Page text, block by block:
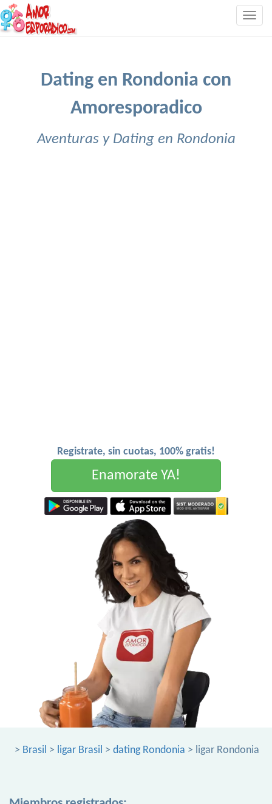
Dating en Rondonia con
Amoresporadico
Aventuras y Dating en Rondonia
Registrate, sin cuotas, 100% gratis!
Enamorate YA!
> Brasil > ligar Brasil > dating Rondonia > ligar Rondonia